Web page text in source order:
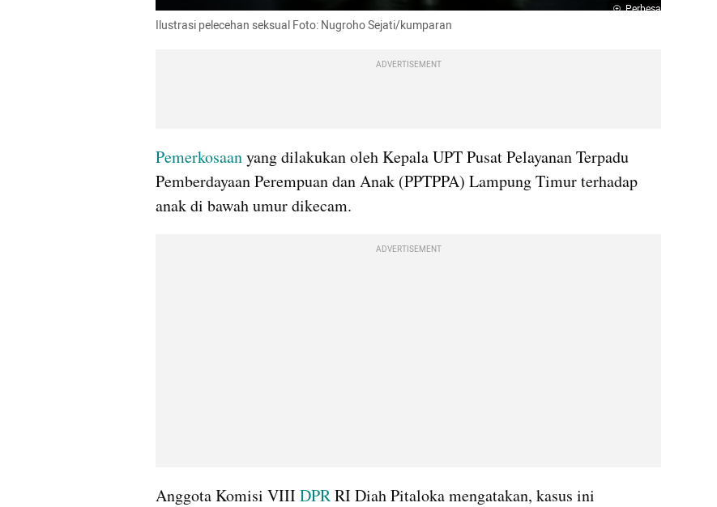
Perbesar
Ilustrasi pelecehan seksual Foto: Nugroho Sejati/kumparan
ADVERTISEMENT
Pemerkosaan yang dilakukan oleh Kepala UPT Pusat Pelayanan Terpadu
Pemberdayaan Perempuan dan Anak (PPTPPA) Lampung Timur terhadap
anak di bawah umur dikecam.
ADVERTISEMENT
Anggota Komisi VIII DPR RI Diah Pitaloka mengatakan, kasus ini